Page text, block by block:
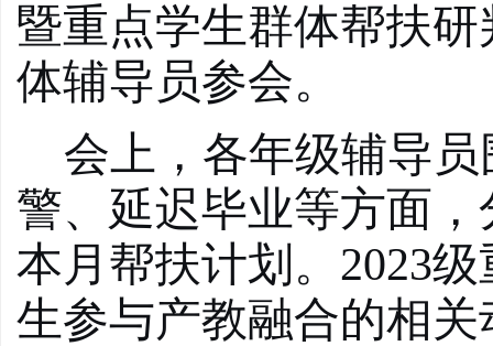
暨重点学生群体帮扶
体辅导员参会。
会上，各年级辅导员
警、延迟毕业等方面
本月帮扶计划。 2023
生参与产教融合的相